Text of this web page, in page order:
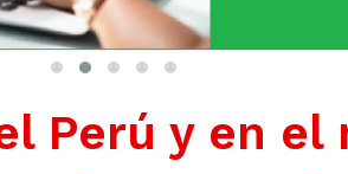
Perú y en